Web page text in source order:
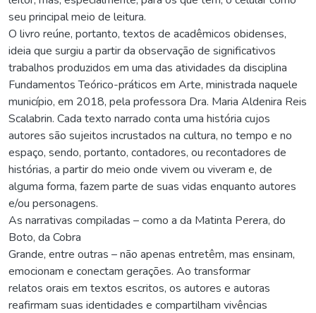
seu principal meio de leitura.
O livro reúne, portanto, textos de acadêmicos obidenses,
ideia que surgiu a partir da observação de significativos
trabalhos produzidos em uma das atividades da disciplina
Fundamentos Teórico-práticos em Arte, ministrada naquele
município, em 2018, pela professora Dra. Maria Aldenira Reis
Scalabrin. Cada texto narrado conta uma história cujos
autores são sujeitos incrustados na cultura, no tempo e no
espaço, sendo, portanto, contadores, ou recontadores de
histórias, a partir do meio onde vivem ou viveram e, de
alguma forma, fazem parte de suas vidas enquanto autores
e/ou personagens.
As narrativas compiladas – como a da Matinta Perera, do
Boto, da Cobra
Grande, entre outras – não apenas entretêm, mas ensinam,
emocionam e conectam gerações. Ao transformar
relatos orais em textos escritos, os autores e autoras
reafirmam suas identidades e compartilham vivências